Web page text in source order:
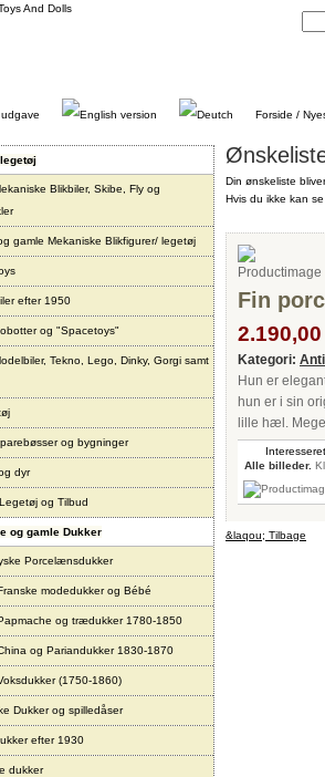
Forside /
Blikbiler, Skibe, Fly og
gamle Mekaniske Blikfigurer/ legetøj
efter 1950
og "Spacetoys"
Tekno, Lego, Dinky, Gorgi samt
og bygninger
dyr
og Tilbud
og gamle Dukker
Porcelænsdukker
modedukker og Bébé
og trædukker 1780-1850
og Pariandukker 1830-1870
(1750-1860)
Dukker og spilledåser
efter 1930
dukker
Din ønskeliste
Hvis du ikke kan
Fin
Kategori:
Hun er
hun er i sin
lille hæl.
Alle billeder.
&laqou; Tilbage